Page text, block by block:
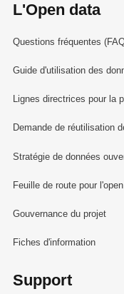
L'Open data
Questions fréquentes
Guide d'utilisation des
Lignes directrices pour la
Demande de réutilisation
Stratégie de données
Feuille de route pour
Gouvernance du projet
Fiches d'information
Support